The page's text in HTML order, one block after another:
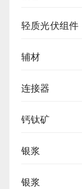
轻质光伏组件
辅材
连接器
钙钛矿
银浆
银浆